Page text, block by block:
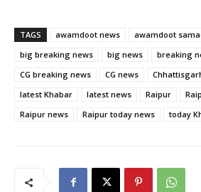
TAGS awamdoot news
awamdoot
big breaking news
big news breaking
CG breaking news
CG news
latest Khabar
latest news Raipur
Raipur news
Raipur today news today